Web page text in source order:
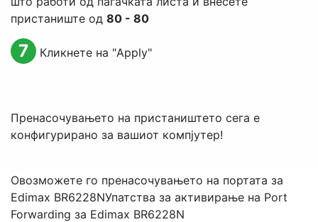
пристаниште од 80 - 80
7 Кликнете на "Apply"
Пренасочувањето на пристаништето сега е
конфигурирано за вашиот компјутер!
Овозможете го пренасочувањето на портата за
Edimax BR6228NУпатства за активирање на Port
Forwarding за Edimax BR6228N